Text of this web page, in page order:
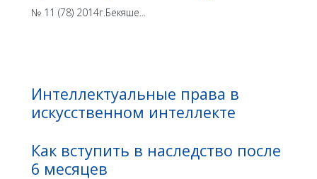
№ 11 (78) 2014г.Бекяше...
Интеллектуальные права в
искусственном интеллекте
Как вступить в наследство после
6 месяцев